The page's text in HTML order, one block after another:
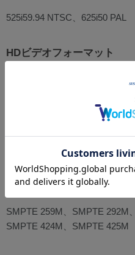
525i59.94 NTSC、625i50 PAL
HDビデオフォーマット
1080p47.95、1080p48、
1080PsF25、1080PsF29.97、
1080i50、1080i59.94、1080i60
SDI規格
SMPTE 259M、SMPTE 292M
SMPTE 424M、SMPTE 425M